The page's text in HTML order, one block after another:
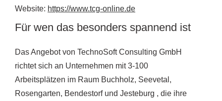
Website: https://www.tcg-online.de
Für wen das besonders spannend ist
Das Angebot von TechnoSoft Consulting GmbH
richtet sich an Unternehmen mit 3-100
Arbeitsplätzen im Raum Buchholz, Seevetal,
Rosengarten, Bendestorf und Jesteburg , die ihre